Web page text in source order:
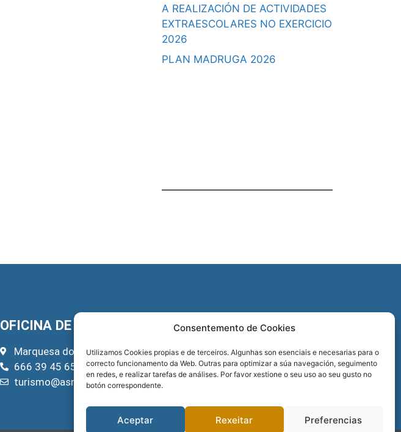
Consentemento de Cookies
Utilizamos Cookies propias e de terceiros. Algunhas son esenciais e necesarias para o
correcto funcionamento da Web. Outras para optimizar a súa navegación, seguimento
en redes, e realizar tarefas de análises. Por favor xestione o seu uso ao seu gusto no
botón correspondente.
Aceptar Rexeitar Preferencias
A REALIZACIÓN DE ACTIVIDADES
EXTRAESCOLARES NO EXERCICIO
2026
PLAN MADRUGA 2026
OFICINA DE TURISMO
Marquesa do Pazo, 22
666 39 45 65
turismo@asneves.gal
REDES SOCIAIS